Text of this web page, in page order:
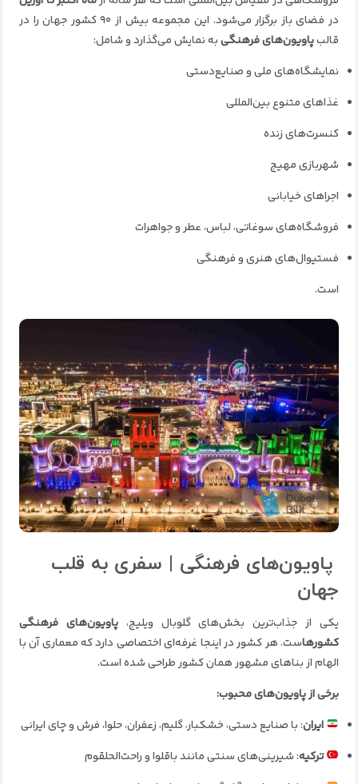
در فضای باز برگزار می‌شود. این مجموعه بیش از ۹۰ کشور جهان را در
قالبپاویون‌های فرهنگیبه نمایش می‌گذارد و شامل:
نمایشگاه‌های ملی و صنایع‌دستی
غذاهای متنوع بین‌المللی
کنسرت‌های زنده
شهربازی مهیج
اجراهای خیابانی
فروشگاه‌های سوغاتی، لباس، عطر و جواهرات
فستیوال‌های هنری و فرهنگی
است.
پاویون‌های فرهنگی | سفری به قلب
جهان
یکی از جذاب‌ترین بخش‌های گلوبال ویلیج،پاویون‌های فرهنگی
کشورهاست. هر کشور در اینجا غرفه‌ای اختصاصی دارد که معماری آن با
الهام از بناهای مشهور همان کشور طراحی شده است.
برخی از پاویون‌های محبوب:
ایران: با صنایع دستی، خشکبار، گلیم، زعفران، حلوا، فرش و چای ایرانی
ترکیه: شیرینی‌های سنتی مانند باقلوا و راحت‌الحلقوم